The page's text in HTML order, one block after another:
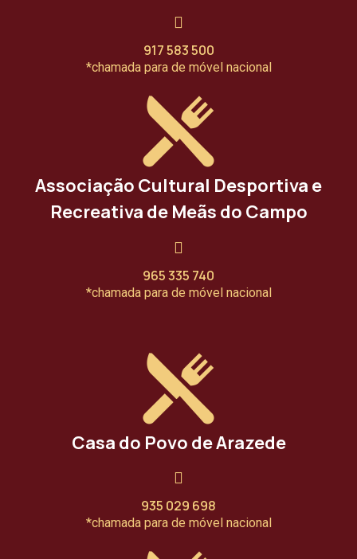
917 583 500
*chamada para de móvel nacional
Associação Cultural Desportiva e
Recreativa de Meãs do Campo
965 335 740
*chamada para de móvel nacional
Casa do Povo de Arazede
935 029 698
*chamada para de móvel nacional